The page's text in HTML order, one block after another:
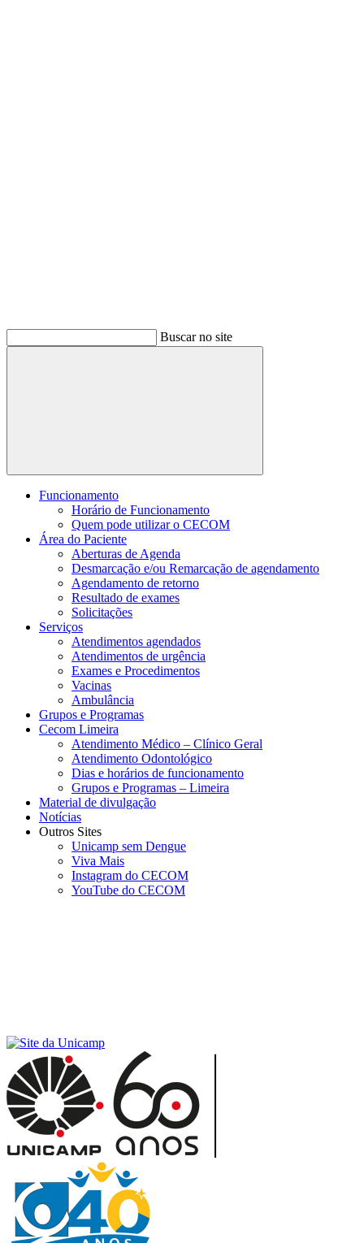
Buscar no site
Buscar
Funcionamento
Horário de Funcionamento
Quem pode utilizar o CECOM
Área do Paciente
Aberturas de Agenda
Desmarcação e/ou Remarcação de agendamento
Agendamento de retorno
Resultado de exames
Solicitações
Serviços
Atendimentos agendados
Atendimentos de urgência
Exames e Procedimentos
Vacinas
Ambulância
Grupos e Programas
Cecom Limeira
Atendimento Médico – Clínico Geral
Atendimento Odontológico
Dias e horários de funcionamento
Grupos e Programas – Limeira
Material de divulgação
Notícias
Outros Sites
Unicamp sem Dengue
Viva Mais
Instagram do CECOM
YouTube do CECOM